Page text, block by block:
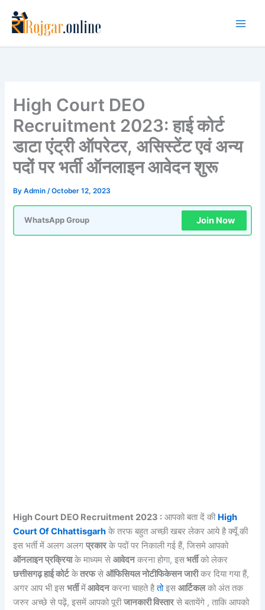
content
High Court DEO
Recruitment 2023: हाई कोर्ट
डाटा एंट्री ऑपरेटर, असिस्टेंट एवं अन्य
पदों पर भर्ती ऑनलाइन आवेदन शुरू
ByAdmin/October 12, 2023
WhatsApp Group Join Now
High Court DEO Recruitment 2023 : आपको बता दें की High
Court Of Chhattisgarh के तरफ बहुत अच्छी खबर लेकर आये है क्यूँ की
इस भर्ती में अलग अलगप्रकारके पदों पर निकाली गई हैं, जिसमे आपको
ऑनलाइन प्रक्रियाके माध्यम सेआवेदनकरना होगा, इसभर्तीको लेकर
छत्तीसगढ़ हाई कोर्टकेतरफसेऑफिसियल नोटीफिकेसन जारीकर दिया गया हैं,
अगर आप भी इसभर्तीमेंआवेदनकरना चाहते हैतोइसआर्टिकलको अंत तक
जरुर अच्छे से पढ़ें, इसमें आपको पूरीजानकारी विस्तारसे बतायेंगे , ताकि आपको